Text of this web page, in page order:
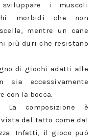
i muscoli
morbidi che non
mentre un cane
più duri che resistano
di giochi adatti alle
sia eccessivamente
con la bocca.
La composizione è
del tatto come dal
Infatti, il gioco può